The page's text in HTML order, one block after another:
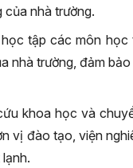
của nhà trường.
tập các môn
nhà trường, đảm
khoa học và
vị đào tạo, viện